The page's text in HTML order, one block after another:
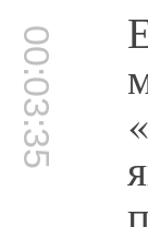
00:03:35